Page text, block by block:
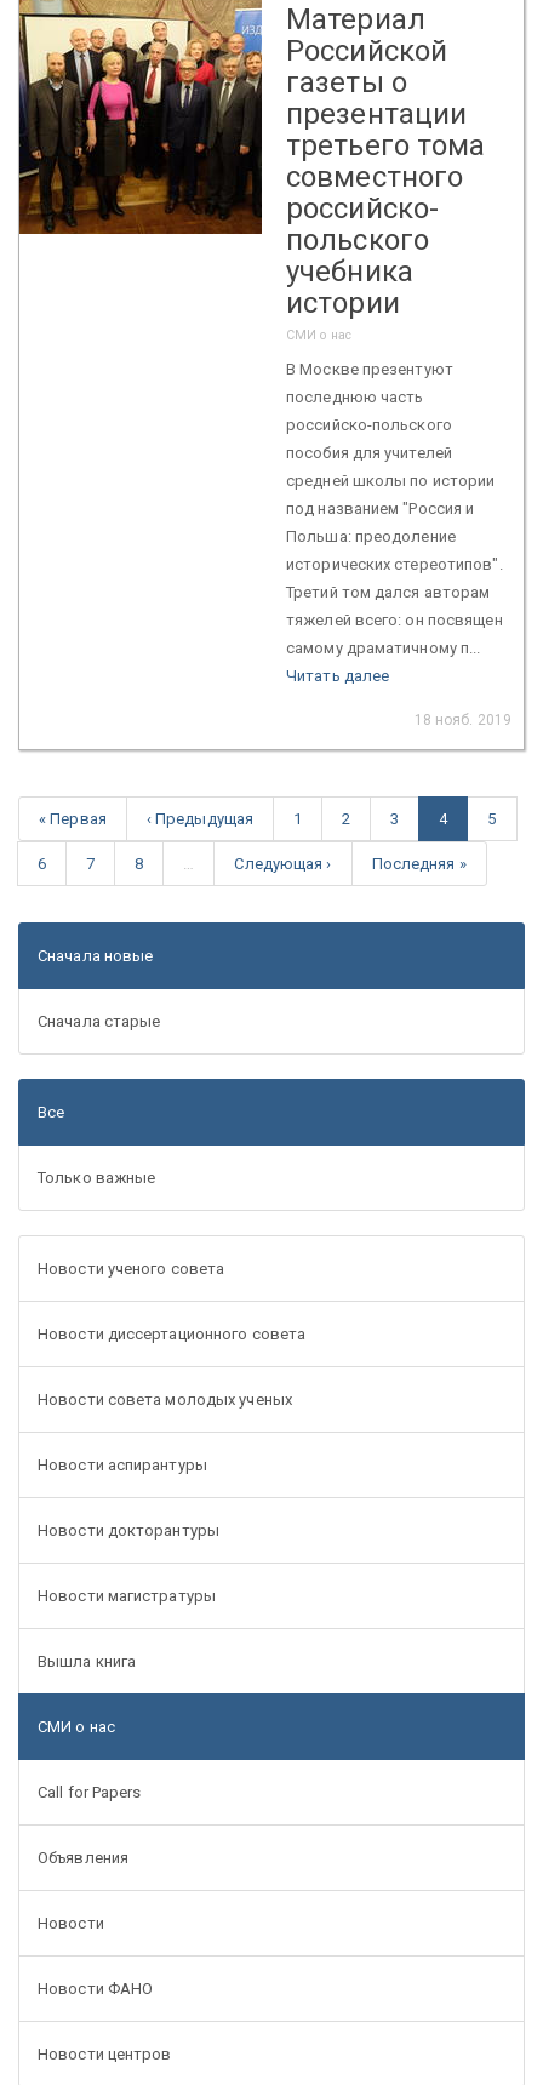
Материал
Российской
газеты о
презентации
третьего тома
совместного
российско-
польского
учебника
истории
СМИ о нас
В Москве презентуют
последнюю часть
российско-польского
пособия для учителей
средней школы по истории
под названием "Россия и
Польша: преодоление
исторических стереотипов".
Третий том дался авторам
тяжелей всего: он посвящен
самому драматичному п...
Читать далее
18 нояб. 2019
« Первая ‹ Предыдущая 1 2 3 4 5
6 7 8 Следующая › Последняя »
Сначала новые
Сначала старые
Все
Только важные
Новости ученого совета
Новости диссертационного совета
Новости совета молодых ученых
Новости аспирантуры
Новости докторантуры
Новости магистратуры
Вышла книга
СМИ о нас
Call for Papers
Объявления
Новости
Новости ФАНО
Новости центров